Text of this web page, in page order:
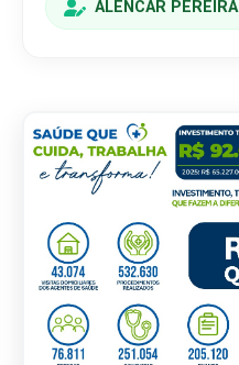
ALENCAR PEREIRA